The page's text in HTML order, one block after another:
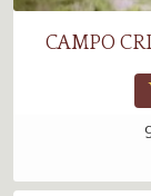
CAMPO